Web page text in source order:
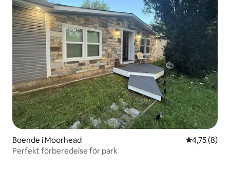
Boende i Moorhead 4,75 av 5 i
4,75 (8)
Perfekt förberedelse för park